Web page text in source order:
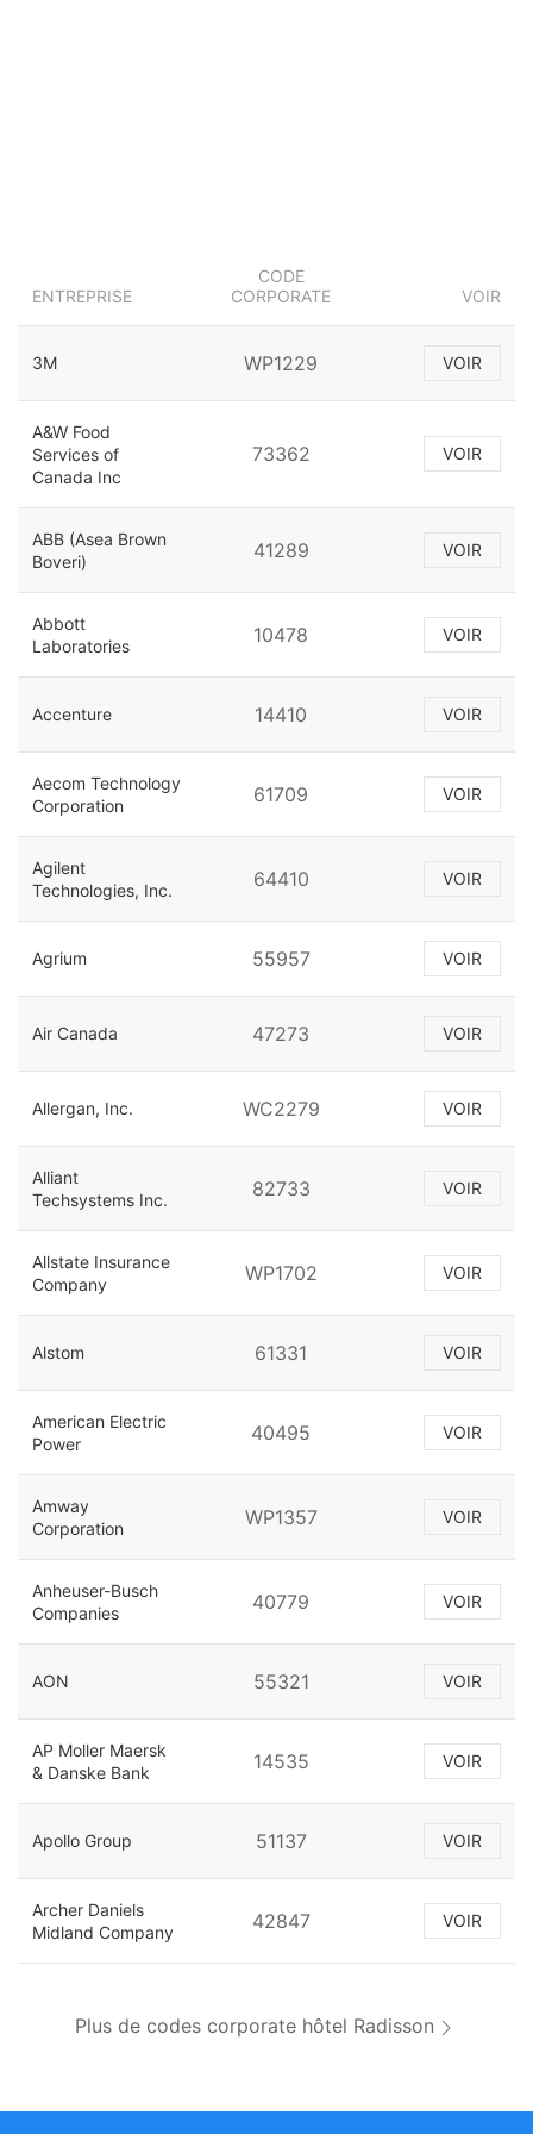
ENTREPRISE
CODE
CORPORATE
VOIR
3M WP1229 VOIR
A&W Food
Services of
Canada Inc
73362 VOIR
ABB (Asea Brown
Boveri)
41289 VOIR
Abbott
Laboratories
10478 VOIR
Accenture 14410 VOIR
Aecom Technology
Corporation
61709 VOIR
Agilent
Technologies, Inc.
64410 VOIR
Agrium 55957 VOIR
Air Canada 47273 VOIR
Allergan, Inc. WC2279 VOIR
Alliant
Techsystems Inc.
82733 VOIR
Allstate Insurance
Company
WP1702 VOIR
Alstom 61331 VOIR
American Electric
Power
40495 VOIR
Amway
Corporation
WP1357 VOIR
Anheuser-Busch
Companies
40779 VOIR
AON 55321 VOIR
AP Moller Maersk
& Danske Bank
14535 VOIR
Apollo Group 51137 VOIR
Archer Daniels
Midland Company
42847 VOIR
Plus de codes corporate hôtel Radisson